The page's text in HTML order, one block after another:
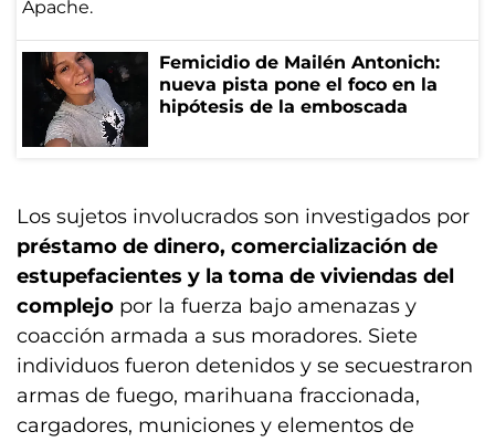
Femicidio de Mailén Antonich:
nueva pista pone el foco en la
hipótesis de la emboscada
Los sujetos involucrados son investigados por
préstamo de dinero, comercialización de
estupefacientes y la toma de viviendas del
complejo por la fuerza bajo amenazas y
coacción armada a sus moradores. Siete
individuos fueron detenidos y se secuestraron
armas de fuego, marihuana fraccionada,
cargadores, municiones y elementos de